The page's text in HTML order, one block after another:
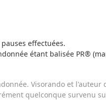
effectuées.
étant balisée PR®
Visorando et
quelconque survenu